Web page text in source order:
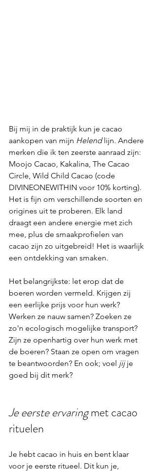
Bij mij in de praktijk kun je cacao
aankopen van mijn Helend lijn. Andere
merken die ik ten zeerste aanraad zijn:
Moojo Cacao, Kakalina, The Cacao
Circle, Wild Child Cacao (code
DIVINEONEWITHIN voor 10% korting).
Het is fijn om verschillende soorten en
origines uit te proberen. Elk land
draagt een andere energie met zich
mee, plus de smaakprofielen van
cacao zijn zo uitgebreid! Het is waarlijk
een ontdekking van smaken.
Het belangrijkste: let erop dat de
boeren worden vermeld. Krijgen zij
een eerlijke prijs voor hun werk?
Werken ze nauw samen? Zoeken ze
zo'n ecologisch mogelijke transport?
Zijn ze openhartig over hun werk met
de boeren? Staan ze open om vragen
te beantwoorden? En ook; voel jij je
goed bij dit merk?
Je eerste ervaring met cacao
rituelen
Je hebt cacao in huis en bent klaar
voor je eerste ritueel. Dit kun je,